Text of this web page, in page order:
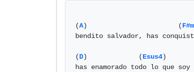
(A)                       (
bendito salvador, has
(D)             (Esus4)
has enamorado todo lo que soy